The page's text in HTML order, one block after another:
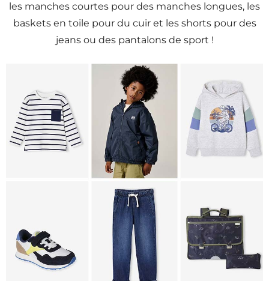
les manches courtes pour des manches longues, les
baskets en toile pour du cuir et les shorts pour des
jeans ou des pantalons de sport !